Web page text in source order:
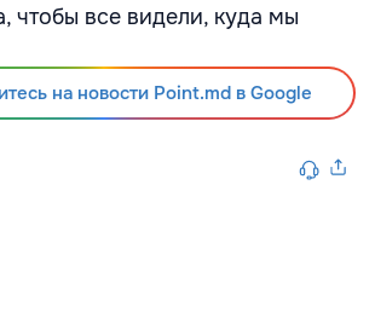
чтобы все видели, куда мы
на новости Point.md в Google